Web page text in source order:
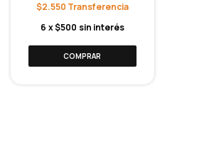
$2.550
6 x$500 sin interés